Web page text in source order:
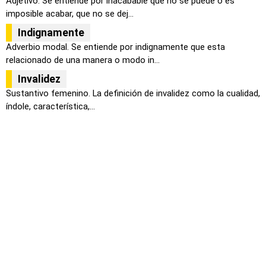
imposible acabar, que no se dej...
Indignamente
Adverbio modal. Se entiende por indignamente que esta
relacionado de una manera o modo in...
Invalidez
Sustantivo femenino. La definición de invalidez como la cualidad,
índole, característica,...